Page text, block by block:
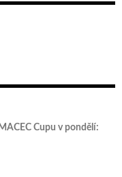
Cupu v pondělí: